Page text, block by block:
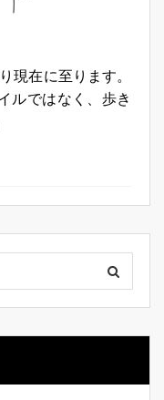
現在に至ります。
ルではなく、歩き